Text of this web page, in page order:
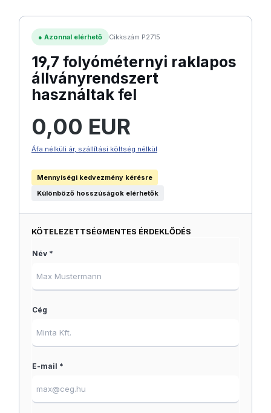
● Azonnal elérhető Cikkszám P2715
19,7 folyóméternyi raklapos
állványrendszert
használtak fel
0,00 EUR
Áfa nélküli ár, szállítási költség nélkül
Mennyiségi kedvezmény kérésre
Különböző hosszúságok elérhetők
KÖTELEZETTSÉGMENTES ÉRDEKLŐDÉS
Név *
Cég
E-mail *